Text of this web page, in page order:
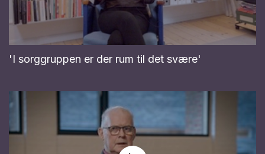
'I sorggruppen er der rum til det svære'